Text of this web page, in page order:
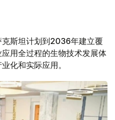
克斯坦计划到2036年建立覆
用全过程的生物技术发展体
化和实际应用。